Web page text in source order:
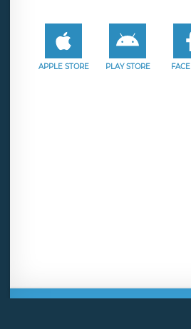
APPLE STORE PLAY STORE